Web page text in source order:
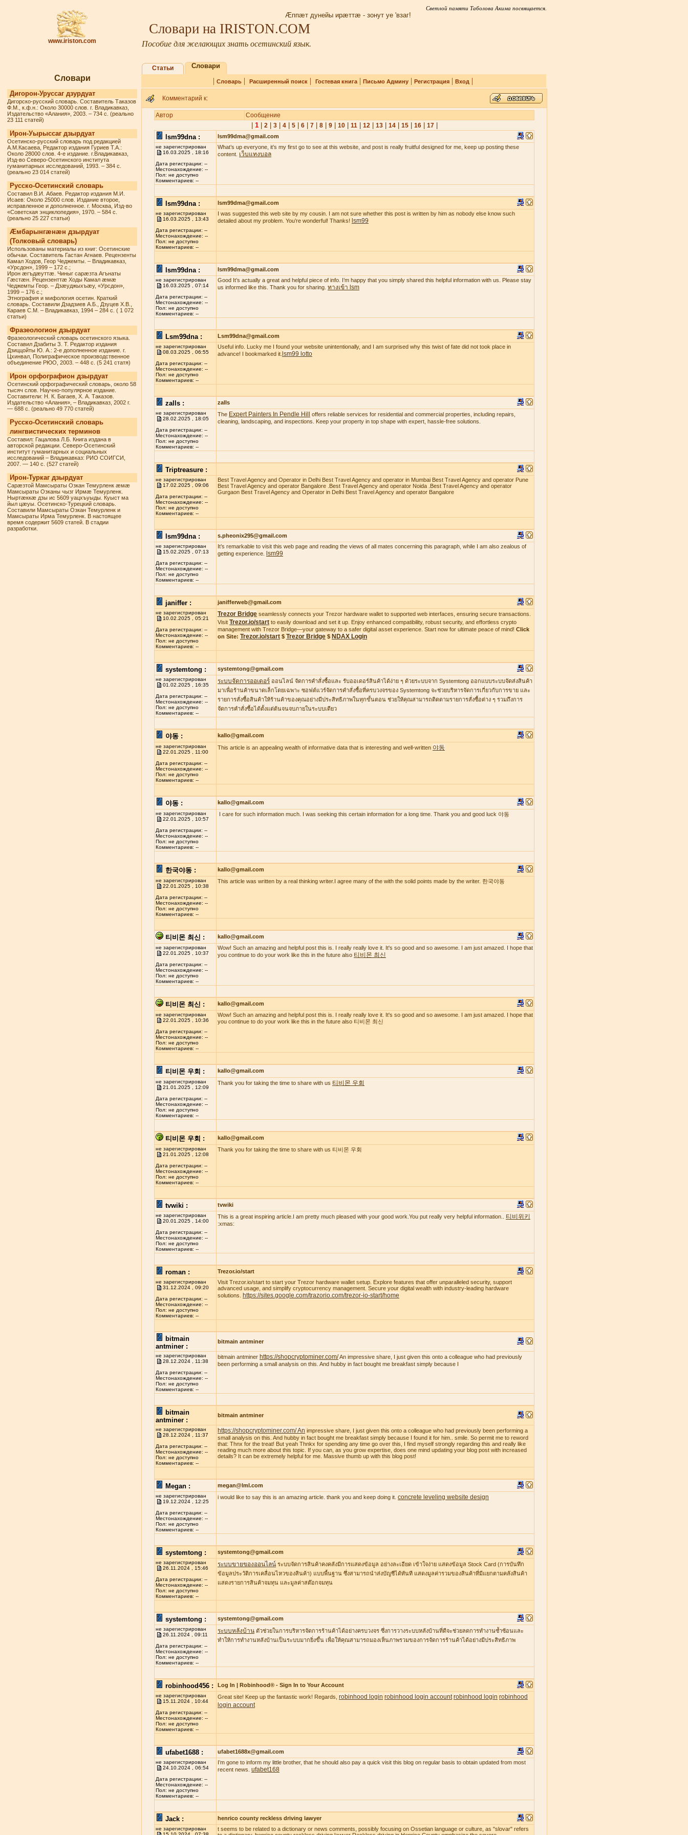
www.iriston.com
Светлой памяти Таболова Акима посвящается.
Æппæт дунейы ирæттæ - зонут уе 'взаг!
Словари на IRISTON.COM
Пособие для желающих знать осетинский язык.
Словари
Дигорон-Уруссаг дзурдуат
Дигорско-русский словарь. Составитель Таказов
Ф.М., к.ф.н.: Около 30000 слов. г. Владикавказ,
Издательство «Алания», 2003. – 734 с. (реально
23 111 статей)
Ирон-Уырыссаг дзырдуат
Осетинско-русский словарь под редакцией
А.М.Касаева, Редактор издания Гуриев Т.А.:
Около 28000 слов. 4-е издание. г.Владикавказ,
Изд-во Северо-Осетинского института
гуманитарных исследований, 1993. – 384 с.
(реально 23 014 статей)
Русско-Осетинский словарь
Составил В.И. Абаев. Редактор издания М.И.
Исаев: Около 25000 слов. Издание второе,
исправленное и дополненное. г. Москва, Изд-во
«Советская энциклопедия», 1970. – 584 с.
(реально 25 227 статьи)
Æмбарынгæнæн дзырдуат
(Толковый словарь)
Использованы материалы из книг: Осетинские
обычаи. Составитель Гастан Агнаев. Рецензенты
Камал Ходов, Геор Чеджемты. – Владикавказ,
«Урсдон», 1999 – 172 с.;
Ирон æгъдæуттæ. Чиныг сарæзта Агънаты
Гæстæн. Рецензенттæ Ходы Камал æмæ
Чеджемты Геор. – Дзæуджыхъæу, «Урсдон»,
1999 – 176 с.;
Этнография и мифология осетин. Краткий
словарь. Составили Дзадзиев А.Б., Дзуцев Х.В.,
Караев С.М. – Владикавказ, 1994 – 284 с. ( 1 072
статьи)
Фразеологион дзырдуат
Фразеологический словарь осетинского языка.
Составил Дзабиты З. Т. Редактор издания
Дзиццойты Ю. А.: 2-е дополненное издание. г.
Цхинвал, Полиграфическое производственное
объединение РЮО, 2003. – 448 с. (5 241 статя)
Ирон орфографион дзырдуат
Осетинский орфографический словарь, около 58
тысяч слов. Научно-популярное издание.
Составители: Н. К. Багаев, Х. А. Таказов.
Издательство «Алания», – Владикавказ, 2002 г.
— 688 с. (реально 49 770 статей)
Русско-Осетинский словарь
лингвистических терминов
Составил: Гацалова Л.Б. Книга издана в
авторской редакции. Северо-Осетинский
институт гуманитарных и социальных
исследований – Владикавказ: РИО СОИГСИ,
2007. — 140 с. (527 статей)
Ирон-Туркаг дзырдуат
Сарæзтой Мамсыраты Озкан Темурленк æмæ
Мамсыраты Озканы чызг Ирмæ Темурленк.
Ныртæккæ дзы ис 5609 уацхъуыды. Куыст ма
йыл цæуы. Осетинско-Турецкий словарь.
Составили Мамсыраты Озкан Темурленк и
Мамсыраты Ирма Темурленк. В настоящее
время содержит 5609 статей. В стадии
разработки.
Статьи Словари
| Словарь| Расширенный поиск| Гостевая книга| Письмо Админу| Регистрация| Вход |
Комментарий к:
Автор Сообщение
1| 2| 3| 4| 5| 6| 7| 8| 9| 10| 11| 12| 13| 14| 15| 16| 17|
lsm99dna :
lsm99dma@gmail.com
не зарегистрирован
16.03.2025 , 18:16
Дата регистрации: --
Местонахождение: --
Пол: не доступно
Комментариев: --
What’s up everyone, it’s my first go to see at this website, and post is really fruitful designed for me, keep up posting these
content. เว็บแทงบอล
lsm99dna : lsm99dma@gmail.com
не зарегистрирован
16.03.2025 , 13:43
Дата регистрации: --
Местонахождение: --
Пол: не доступно
Комментариев: --
I was suggested this web site by my cousin. I am not sure whether this post is written by him as nobody else know such
detailed about my problem. You’re wonderful! Thanks! lsm99
lsm99dna : lsm99dma@gmail.com
не зарегистрирован
16.03.2025 , 07:14
Дата регистрации: --
Местонахождение: --
Пол: не доступно
Комментариев: --
Good It’s actually a great and helpful piece of info. I’m happy that you simply shared this helpful information with us. Please stay
us informed like this. Thank you for sharing. ทางเข้า lsm
Lsm99dna : Lsm99dna@gmail.com
не зарегистрирован
08.03.2025 , 06:55
Дата регистрации: --
Местонахождение: --
Пол: не доступно
Комментариев: --
Useful info. Lucky me I found your website unintentionally, and I am surprised why this twist of fate did not took place in
advance! I bookmarked it. lsm99 lotto
zalls : zalls
не зарегистрирован
28.02.2025 , 18:05
Дата регистрации: --
Местонахождение: --
Пол: не доступно
Комментариев: --
The Expert Painters In Pendle Hill
offers reliable services for residential and commercial properties, including repairs,
cleaning, landscaping, and inspections. Keep your property in top shape with expert, hassle-free solutions.
Triptreasure :
не зарегистрирован
17.02.2025 , 09:06
Дата регистрации: --
Местонахождение: --
Пол: не доступно
Комментариев: --
Best Travel Agency and Operator in Delhi Best Travel Agency and operator in Mumbai Best Travel Agency and operator Pune
Best Travel Agency and operator Bangalore .Best Travel Agency and operator Noida .Best Travel Agency and operator
Gurgaon Best Travel Agency and Operator in Delhi Best Travel Agency and operator Bangalore
lsm99dna : s.pheonix295@gmail.com
не зарегистрирован
15.02.2025 , 07:13
Дата регистрации: --
Местонахождение: --
Пол: не доступно
Комментариев: --
It’s remarkable to visit this web page and reading the views of all mates concerning this paragraph, while I am also zealous of
getting experience.
lsm99
janiffer : janifferweb@gmail.com
не зарегистрирован
10.02.2025 , 05:21
Дата регистрации: --
Местонахождение: --
Пол: не доступно
Комментариев: --
Trezor Bridge seamlessly connects your Trezor hardware wallet to supported web interfaces, ensuring secure transactions.
Visit Trezor.io/start to easily download and set it up. Enjoy enhanced compatibility, robust security, and effortless crypto
management with Trezor Bridge—your gateway to a safer digital asset experience. Start now for ultimate peace of mind! Click
on Site: Trezor.io/start $ Trezor Bridge $ NDAX Login
systemtong : systemtong@gmail.com
не зарегистрирован
01.02.2025 , 16:35
Дата регистрации: --
Местонахождение: --
Пол: не доступно
Комментариев: --
ระบบจัดการออเดอร์ ออนไลน์ จัดการคำสั่งซื้อและ รับออเดอร์สินค้าได้ง่าย ๆ ด้วยระบบจาก Systemtong ออกแบบระบบจัดส่งสินค้า
มาเพื่อร้านค้าขนาดเล็กโดยเฉพาะ ซอฟต์แวร์จัดการคำสั่งซื้อที่ครบวงจรของ Systemtong จะช่วยบริหารจัดการเกี่ยวกับการขาย และ
รายการสั่งซื้อสินค้าให้ร้านค้าของคุณอย่างมีประสิทธิภาพในทุกขั้นตอน ช่วยให้คุณสามารถติดตามรายการสั่งซื้อต่าง ๆ รวมถึงการ
จัดการคำสั่งซื้อได้ตั้งแต่ต้นจนจบภายในระบบเดียว
야동 : kallo@gmail.com
не зарегистрирован
22.01.2025 , 11:00
Дата регистрации: --
Местонахождение: --
Пол: не доступно
Комментариев: --
This article is an appealing wealth of informative data that is interesting and well-written 야동
야동 : kallo@gmail.com
не зарегистрирован
22.01.2025 , 10:57
Дата регистрации: --
Местонахождение: --
Пол: не доступно
Комментариев: --
I care for such information much. I was seeking this certain information for a long time. Thank you and good luck 야동
한국야동 : kallo@gmail.com
не зарегистрирован
22.01.2025 , 10:38
Дата регистрации: --
Местонахождение: --
Пол: не доступно
Комментариев: --
This article was written by a real thinking writer.I agree many of the with the solid points made by the writer. 한국야동
티비몬 최신 : kallo@gmail.com
не зарегистрирован
22.01.2025 , 10:37
Дата регистрации: --
Местонахождение: --
Пол: не доступно
Комментариев: --
Wow! Such an amazing and helpful post this is. I really really love it. It's so good and so awesome. I am just amazed. I hope that
you continue to do your work like this in the future also 티비몬 최신
티비몬 최신 : kallo@gmail.com
не зарегистрирован
22.01.2025 , 10:36
Дата регистрации: --
Местонахождение: --
Пол: не доступно
Комментариев: --
Wow! Such an amazing and helpful post this is. I really really love it. It's so good and so awesome. I am just amazed. I hope that
you continue to do your work like this in the future also 티비몬 최신
티비몬 우회 : kallo@gmail.com
не зарегистрирован
21.01.2025 , 12:09
Дата регистрации: --
Местонахождение: --
Пол: не доступно
Комментариев: --
Thank you for taking the time to share with us 티비몬 우회
티비몬 우회 : kallo@gmail.com
не зарегистрирован
21.01.2025 , 12:08
Дата регистрации: --
Местонахождение: --
Пол: не доступно
Комментариев: --
Thank you for taking the time to share with us 티비몬 우회
tvwiki : tvwiki
не зарегистрирован
20.01.2025 , 14:00
Дата регистрации: --
Местонахождение: --
Пол: не доступно
Комментариев: --
This is a great inspiring article.I am pretty much pleased with your good work.You put really very helpful information.. 티비위키
:xmas:
roman : Trezor.io/start
не зарегистрирован
31.12.2024 , 09:20
Дата регистрации: --
Местонахождение: --
Пол: не доступно
Комментариев: --
Visit Trezor.io/start to start your Trezor hardware wallet setup. Explore features that offer unparalleled security, support
advanced usage, and simplify cryptocurrency management. Secure your digital wealth with industry-leading hardware
solutions.
https://sites.google.com/trazorio.com/trezor-io-start/home
bitmain
antminer :
bitmain antminer
не зарегистрирован
28.12.2024 , 11:38
Дата регистрации: --
Местонахождение: --
Пол: не доступно
Комментариев: --
bitmain antminer https://shopcryptominer.com/An impressive share, I just given this onto a colleague who had previously
been performing a small analysis on this. And hubby in fact bought me breakfast simply because I
bitmain
antminer :
bitmain antminer
не зарегистрирован
28.12.2024 , 11:37
Дата регистрации: --
Местонахождение: --
Пол: не доступно
Комментариев: --
https://shopcryptominer.com/ An impressive share, I just given this onto a colleague who had previously been performing a
small analysis on this. And hubby in fact bought me breakfast simply because I found it for him.. smile. So permit me to reword
that: Thnx for the treat! But yeah Thnkx for spending any time go over this, I find myself strongly regarding this and really like
reading much more about this topic. If you can, as you grow expertise, does one mind updating your blog post with increased
details? It can be extremely helpful for me. Massive thumb up with this blog post!
Megan : megan@lml.com
не зарегистрирован
19.12.2024 , 12:25
Дата регистрации: --
Местонахождение: --
Пол: не доступно
Комментариев: --
i would like to say this is an amazing article. thank you and keep doing it. concrete leveling website design
systemtong : systemtong@gmail.com
не зарегистрирован
26.11.2024 , 15:46
Дата регистрации: --
Местонахождение: --
Пол: не доступно
Комментариев: --
ระบบขายของออนไลน์ ระบบจัดการสินค้าคงคลังมีการแสดงข้อมูล อย่างละเอียด เข้าใจง่าย แสดงข้อมูล Stock Card (การบันทึก
ข้อมูลประวัติการเคลื่อนไหวของสินค้า) แบบพื้นฐาน ซึ่งสามารถนำส่งบัญชีได้ทันที แสดงมูลค่ารวมของสินค้าที่มีแยกตามคลังสินค้า
แสดงรายการสินค้าจมทุน และมูลค่าสต๊อกจมทุน
systemtong : systemtong@gmail.com
не зарегистрирован
26.11.2024 , 09:11
Дата регистрации: --
Местонахождение: --
Пол: не доступно
Комментариев: --
ระบบหลังบ้าน ตัวช่วยในการบริหารจัดการร้านค้าได้อย่างครบวงจร ซึ่งการวางระบบหลังบ้านที่ดีจะช่วยลดการทำงานซ้ำซ้อนและ
ทำให้การทำงานหลังบ้านเป็นระบบมากยิ่งขึ้น เพื่อให้คุณสามารถมองเห็นภาพรวมของการจัดการร้านค้าได้อย่างมีประสิทธิภาพ
robinhood456 : Log In | Robinhood® - Sign In to Your Account
не зарегистрирован
15.11.2024 , 10:44
Дата регистрации: --
Местонахождение: --
Пол: не доступно
Комментариев: --
Great site! Keep up the fantastic work! Regards, robinhood login robinhood login account robinhood login robinhood
login account
ufabet1688 : ufabet1688x@gmail.com
не зарегистрирован
24.10.2024 , 06:54
Дата регистрации: --
Местонахождение: --
Пол: не доступно
Комментариев: --
I’m gone to inform my little brother, that he should also pay a quick visit this blog on regular basis to obtain updated from most
recent news. ufabet168
Jack : henrico county reckless driving lawyer
не зарегистрирован
t seems to be related to a dictionary or news comments, possibly focusing on Ossetian language or culture, as "slovar" refers